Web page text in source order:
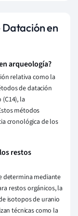
Datación en
arqueología?
relativa como la
de datación
la
métodos
cronológica de los
restos
determina mediante
restos orgánicos, la
isotopos de uranio
técnicas como la